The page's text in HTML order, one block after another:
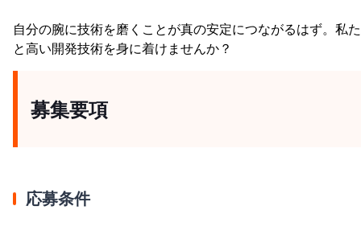
自分の腕に技術を磨くことが真の安定につながるはず。私
と高い開発技術を身に着けませんか？
募集要項
応募条件